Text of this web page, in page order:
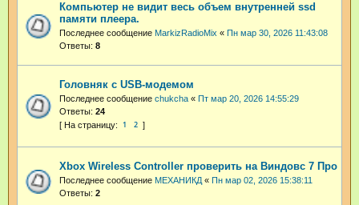
Компьютер не видит весь объем внутренней ssd
памяти плеера.
Последнее сообщение MarkizRadioMix « Пн мар 30, 2026 11:43:08
Ответы: 8
Головняк с USB-модемом
Последнее сообщение chukcha « Пт мар 20, 2026 14:55:29
Ответы: 24
1 2
Xbox Wireless Controller проверить на Виндовс 7 Про
Последнее сообщение МЕХАНИКД « Пн мар 02, 2026 15:38:11
Ответы: 2